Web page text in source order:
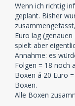
Wenn ich richtig
geplant. Bisher
Euro lag
spielt aber
Annahme: es
Folgen = 18 noch
Boxen á 20 Euro
Boxen.
Alle Boxen